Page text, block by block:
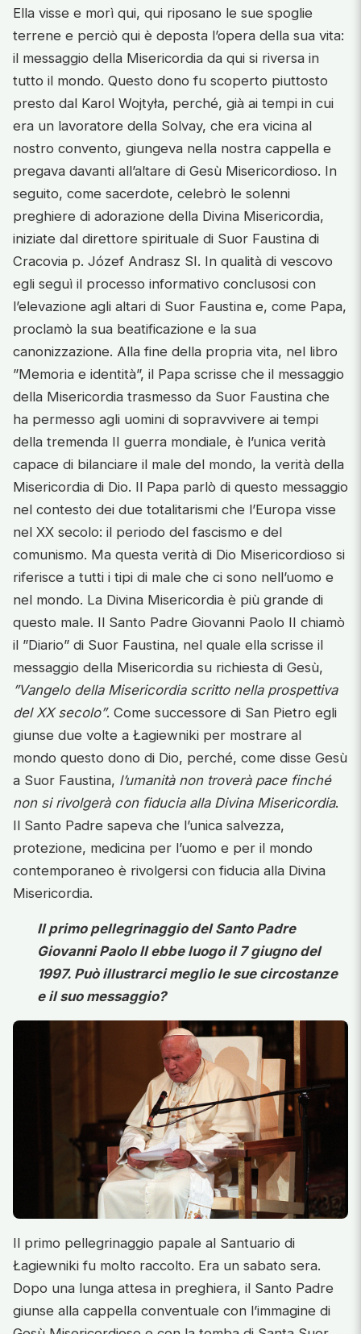
Ella visse e morì qui, qui riposano le sue spoglie
terrene e perciò qui è deposta l’opera della sua vita:
il messaggio della Misericordia da qui si riversa in
tutto il mondo. Questo dono fu scoperto piuttosto
presto dal Karol Wojtyła, perché, già ai tempi in cui
era un lavoratore della Solvay, che era vicina al
nostro convento, giungeva nella nostra cappella e
pregava davanti all’altare di Gesù Misericordioso. In
seguito, come sacerdote, celebrò le solenni
preghiere di adorazione della Divina Misericordia,
iniziate dal direttore spirituale di Suor Faustina di
Cracovia p. Józef Andrasz SI. In qualità di vescovo
egli seguì il processo informativo conclusosi con
l’elevazione agli altari di Suor Faustina e, come Papa,
proclamò la sua beatificazione e la sua
canonizzazione. Alla fine della propria vita, nel libro
”Memoria e identità”, il Papa scrisse che il messaggio
della Misericordia trasmesso da Suor Faustina che
ha permesso agli uomini di sopravvivere ai tempi
della tremenda II guerra mondiale, è l’unica verità
capace di bilanciare il male del mondo, la verità della
Misericordia di Dio. Il Papa parlò di questo messaggio
nel contesto dei due totalitarismi che l’Europa visse
nel XX secolo: il periodo del fascismo e del
comunismo. Ma questa verità di Dio Misericordioso si
riferisce a tutti i tipi di male che ci sono nell’uomo e
nel mondo. La Divina Misericordia è più grande di
questo male. Il Santo Padre Giovanni Paolo II chiamò
il ”Diario” di Suor Faustina, nel quale ella scrisse il
messaggio della Misericordia su richiesta di Gesù,
”Vangelo della Misericordia scritto nella prospettiva
del XX secolo”. Come successore di San Pietro egli
giunse due volte a Łagiewniki per mostrare al
mondo questo dono di Dio, perché, come disse Gesù
a Suor Faustina, l’umanità non troverà pace finché
non si rivolgerà con fiducia alla Divina Misericordia.
Il Santo Padre sapeva che l’unica salvezza,
protezione, medicina per l’uomo e per il mondo
contemporaneo è rivolgersi con fiducia alla Divina
Misericordia.
Il primo pellegrinaggio del Santo Padre
Giovanni Paolo II ebbe luogo il 7 giugno del
1997. Può illustrarci meglio le sue circostanze
e il suo messaggio?
Il primo pellegrinaggio papale al Santuario di
Łagiewniki fu molto raccolto. Era un sabato sera.
Dopo una lunga attesa in preghiera, il Santo Padre
giunse alla cappella conventuale con l’immagine di